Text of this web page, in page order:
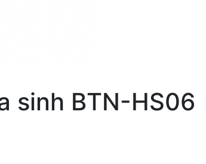
sinh BTN-HS06